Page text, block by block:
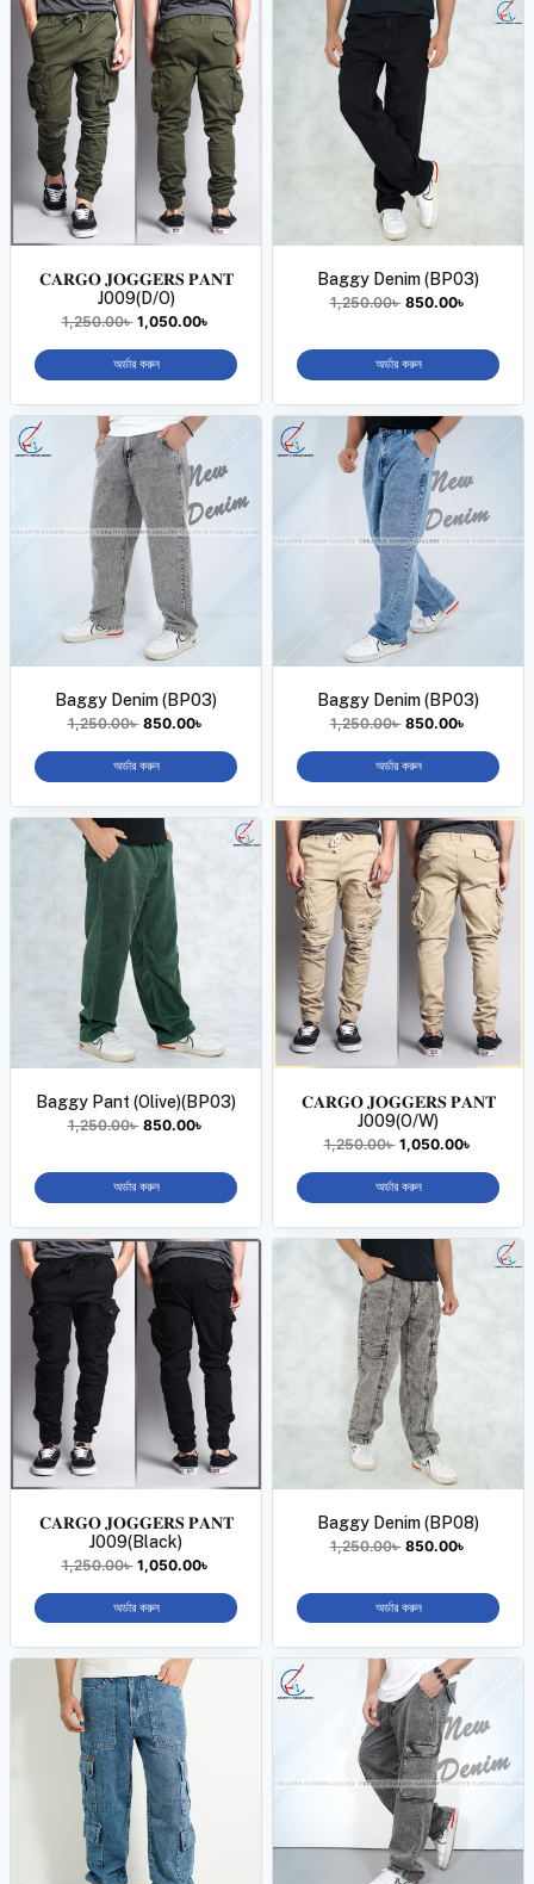
𝐂𝐀𝐑𝐆𝐎 𝐉𝐎𝐆𝐆𝐄𝐑𝐒 𝐏𝐀𝐍𝐓
J009(D/O)
1,250.00৳ 1,050.00৳
অর্ডার করুন
Baggy Denim (BP03)
1,250.00৳ 850.00৳
অর্ডার করুন
Baggy Denim (BP03)
1,250.00৳ 850.00৳
অর্ডার করুন
Baggy Denim (BP03)
1,250.00৳ 850.00৳
অর্ডার করুন
Baggy Pant (Olive)(BP03)
1,250.00৳ 850.00৳
অর্ডার করুন
𝐂𝐀𝐑𝐆𝐎 𝐉𝐎𝐆𝐆𝐄𝐑𝐒 𝐏𝐀𝐍𝐓
J009(O/W)
1,250.00৳ 1,050.00৳
অর্ডার করুন
𝐂𝐀𝐑𝐆𝐎 𝐉𝐎𝐆𝐆𝐄𝐑𝐒 𝐏𝐀𝐍𝐓
J009(Black)
1,250.00৳ 1,050.00৳
অর্ডার করুন
Baggy Denim (BP08)
1,250.00৳ 850.00৳
অর্ডার করুন